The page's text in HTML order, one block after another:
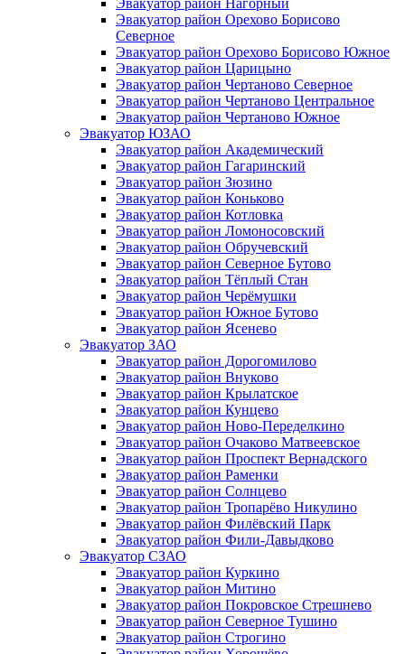
Эвакуатор район Орехово Борисово
Северное
Эвакуатор район Орехово Борисово Южное
Эвакуатор район Царицыно
Эвакуатор район Чертаново Северное
Эвакуатор район Чертаново Центральное
Эвакуатор район Чертаново Южное
Эвакуатор ЮЗАО
Эвакуатор район Академический
Эвакуатор район Гагаринский
Эвакуатор район Зюзино
Эвакуатор район Коньково
Эвакуатор район Котловка
Эвакуатор район Ломоносовский
Эвакуатор район Обручевский
Эвакуатор район Северное Бутово
Эвакуатор район Тёплый Стан
Эвакуатор район Черёмушки
Эвакуатор район Южное Бутово
Эвакуатор район Ясенево
Эвакуатор ЗАО
Эвакуатор район Дорогомилово
Эвакуатор район Внуково
Эвакуатор район Крылатское
Эвакуатор район Кунцево
Эвакуатор район Ново-Переделкино
Эвакуатор район Очаково Матвеевское
Эвакуатор район Проспект Вернадского
Эвакуатор район Раменки
Эвакуатор район Солнцево
Эвакуатор район Тропарёво Никулино
Эвакуатор район Филёвский Парк
Эвакуатор район Фили-Давыдково
Эвакуатор СЗАО
Эвакуатор район Куркино
Эвакуатор район Митино
Эвакуатор район Покровское Стрешнево
Эвакуатор район Северное Тушино
Эвакуатор район Строгино